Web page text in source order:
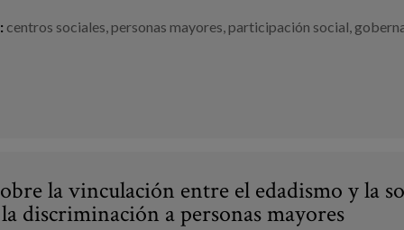
centros sociales,personas mayores,participación social,
la vinculación entre el edadismo y la
discriminación a personas mayores